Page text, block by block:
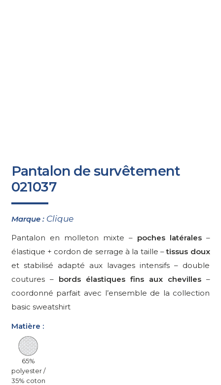
Pantalon de survêtement
021037
Marque : Clique
Pantalon en molleton mixte – poches latérales–
élastique + cordon de serrage à la taille –tissus doux
et stabilisé adapté aux lavages intensifs – double
coutures – bords élastiques fins aux chevilles–
coordonné parfait avec l’ensemble de la collection
basic sweatshirt
Matière :
65%
polyester /
35% coton